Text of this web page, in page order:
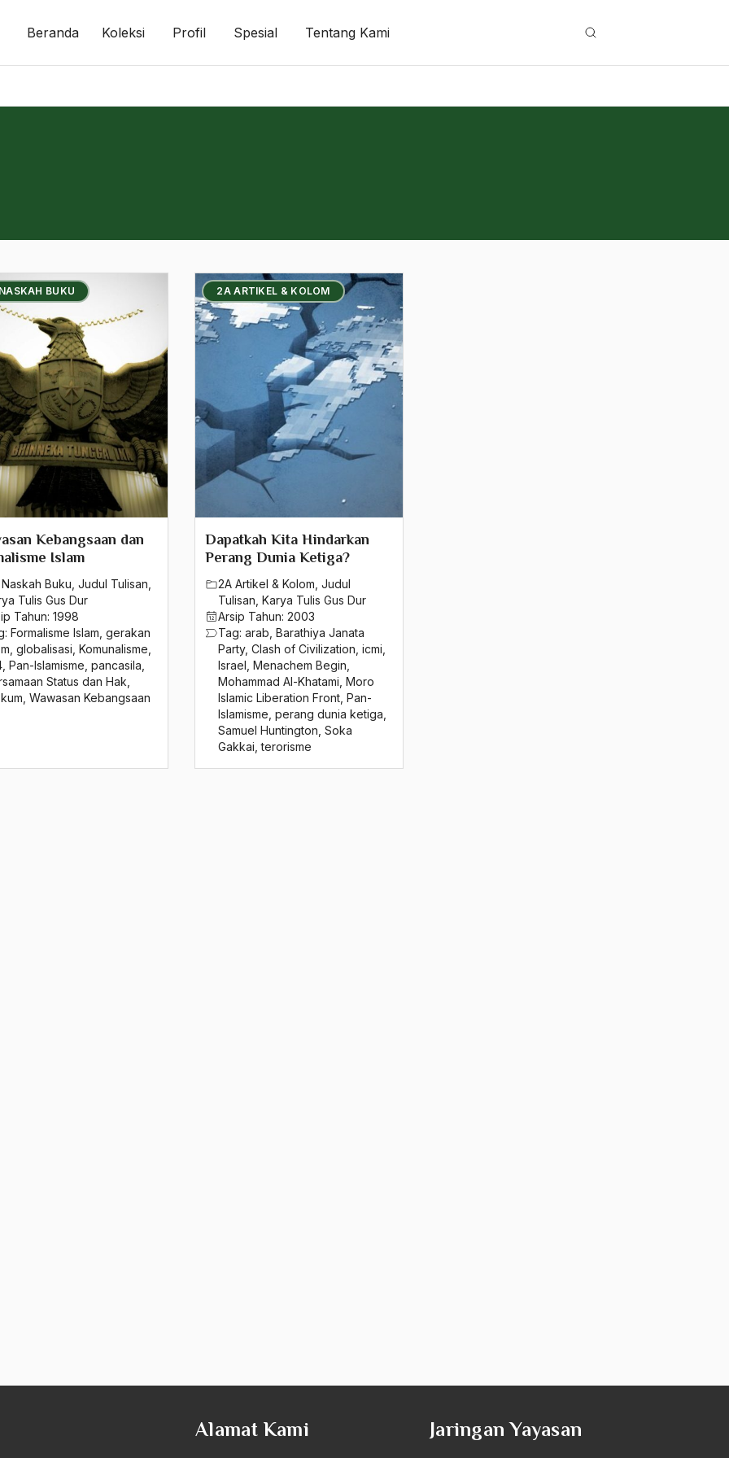
Beranda Koleksi Profil Spesial Tentang Kami
BUKU
Kebangsaan dan
Islam
Buku Judul Tulisan
Tulis Gus Dur
Tahun: 1998
Formalisme Islam gerakan
globalisasi Komunalisme
Pan-Islamisme pancasila
Status dan Hak
Wawasan Kebangsaan
2A ARTIKEL & KOLOM
Dapatkah Kita Hindarkan
Perang Dunia Ketiga?
2A Artikel & Kolom ,Judul
Tulisan ,Karya Tulis Gus Dur
Arsip Tahun:2003
Tag:arab ,Barathiya Janata
Party,Clash of Civilization ,icmi
Israel ,Menachem Begin
Mohammad Al-Khatami ,Moro
Islamic Liberation Front ,Pan-
Islamisme ,perang dunia ketiga
Samuel Huntington ,Soka
Gakkai ,terorisme
Alamat Kami Jaringan Yayasan